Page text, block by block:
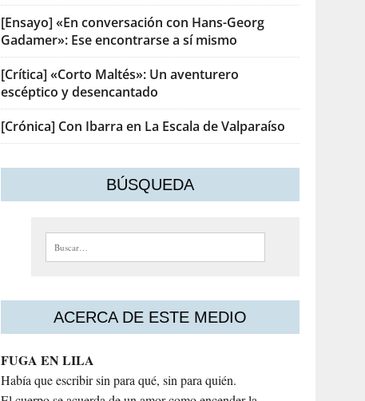
[Ensayo] «En conversación con Hans-Georg
Gadamer»: Ese encontrarse a sí mismo
[Crítica] «Corto Maltés»: Un aventurero
escéptico y desencantado
[Crónica] Con Ibarra en La Escala de Valparaíso
BÚSQUEDA
Buscar:
ACERCA DE ESTE MEDIO
FUGA EN LILA
Había que escribir sin para qué, sin para quién.